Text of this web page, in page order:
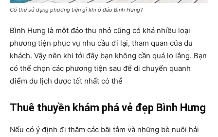
Có thể sử dụng phương tiện gì khi ở đảo Bình Hưng?
Bình Hưng là một đảo thu nhỏ cũng có khá nhiều loại
phương tiện phục vụ nhu cầu đi lại, tham quan của du
khách. Vậy nên khi tới đây bạn không cần quá lo lắng. Bạn
có thể chọn các phương tiện sau để di chuyển quanh
điểm du lịch được tốt nhất có thể
Thuê thuyền khám phá vẻ đẹp Bình Hưng
Nếu có ý định đi thăm các bãi tắm và những bè nuôi hải